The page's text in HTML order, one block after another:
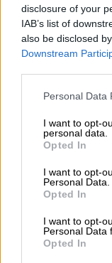
disclosure of your
IAB’s list of
also be disclosed
Downstream
Please note that
not limited to your
grant or deny
use your data for
consent section.
Personal Data
I want to opt-
personal data.
Opted In
I want to opt-
Personal Data.
Opted In
I want to opt-
Personal Data
Opted In
Ο
παραλίμνιο,
σκυλιά